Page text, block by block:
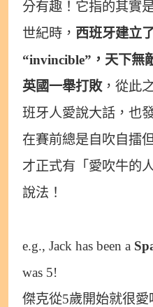
分有趣！它指的其實
世紀時， 西班牙建立
“invincible”，天下無
英國一舉打敗，從此
班牙人愛說大話，也
在賽前總是自吹自擂
才正式有「愛吹牛的
說法！
e.g., Jack has been a
was 5!
傑克從5歲開始就很愛